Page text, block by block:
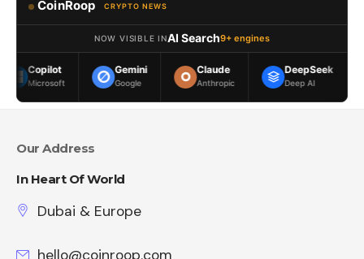
CoinRoop CRYPTO NEWS
NOW VISIBLE INAI Search9+ engines
Gemini
Google
Claude
Anthropic
DeepSeek
Deep AI
Meta AI
Our Address
In Heart Of World
Dubai & Europe
hello@coinroop.com